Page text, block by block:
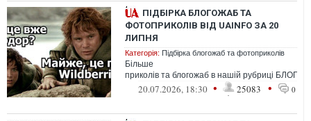
ПІДБІРКА БЛОГОЖАБ ТА
ФОТОПРИКОЛІВ ВІД UAINFO ЗА 20
ЛИПНЯ
Категорія: Підбірка блогожаб та фотоприколів
Більше
приколів та блогожаб в нашій рубриці
20.07.2026, 18:30 • 25083 • 0